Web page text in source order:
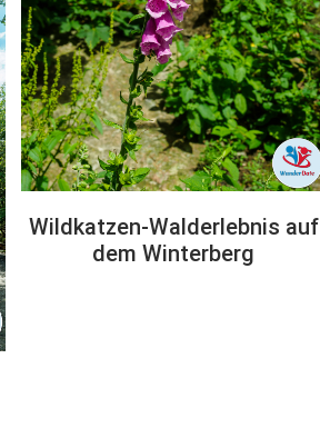
Wildkatzen-Walderlebnis auf
dem Winterberg